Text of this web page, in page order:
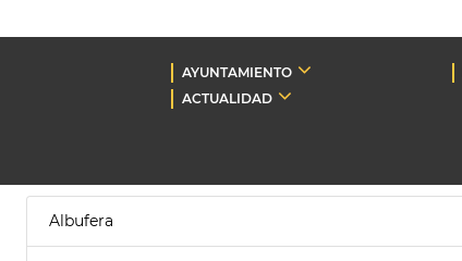
AYUNTAMIENTO
ACTUALIDAD
Albufera